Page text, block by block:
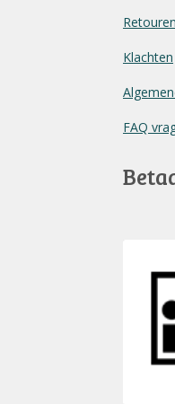
Retouren
Klachten
FAQ